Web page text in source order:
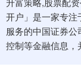
开户」是一家专注
服务的中国证券
控制等金融信息，